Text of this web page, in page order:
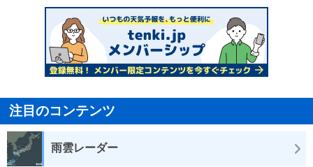
注目のコンテンツ
雨雲レーダー